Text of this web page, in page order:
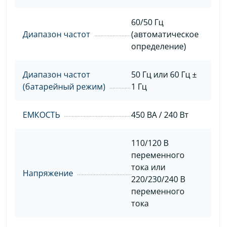
Диапазон частот
60/50 Гц
(автоматическое
определение)
Диапазон частот
(батарейный режим)
50 Гц или 60 Гц ±
1 Гц
ЕМКОСТЬ 450 ВА / 240 Вт
Напряжение
110/120 В
переменного
тока или
220/230/240 В
переменного
тока